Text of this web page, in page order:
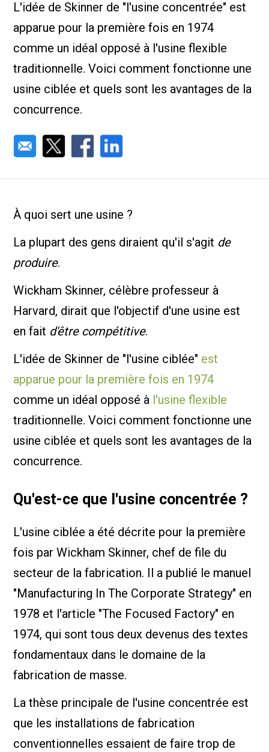
de
Presse
Nous
L'idée de Skinner de "l'usine concentrée" est
apparue pour la première fois en 1974
comme un idéal opposé à l'usine flexible
traditionnelle. Voici comment fonctionne une
usine ciblée et quels sont les avantages de la
concurrence.
À quoi sert une usine ?
La plupart des gens diraient qu'il s'agit de
produire.
Wickham Skinner, célèbre professeur à
Harvard, dirait que l'objectif d'une usine est
en fait d'être compétitive.
L'idée de Skinner de "l'usine ciblée" est
apparue pour la première fois en 1974
comme un idéal opposé à l'usine flexible
traditionnelle. Voici comment fonctionne une
usine ciblée et quels sont les avantages de la
concurrence.
Qu'est-ce que l'usine concentrée ?
L'usine ciblée a été décrite pour la première
fois par Wickham Skinner, chef de file du
secteur de la fabrication. Il a publié le manuel
"Manufacturing In The Corporate Strategy" en
1978 et l'article "The Focused Factory" en
1974, qui sont tous deux devenus des textes
fondamentaux dans le domaine de la
fabrication de masse.
La thèse principale de l'usine concentrée est
que les installations de fabrication
conventionnelles essaient de faire trop de